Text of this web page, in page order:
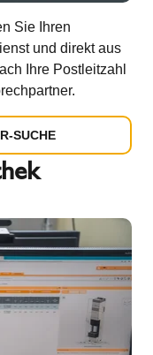
Sie Ihren
und direkt aus
Ihre Postleitzahl
SUCHE